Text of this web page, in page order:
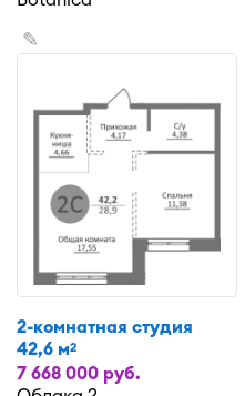
✎
2-комнатная студия
42,6 м2
7 668 000 руб.